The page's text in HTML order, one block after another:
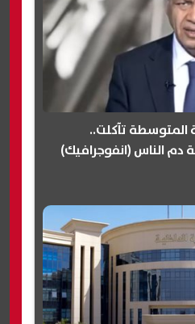
تآكلت..
دم الناس (انفوجرافيك)